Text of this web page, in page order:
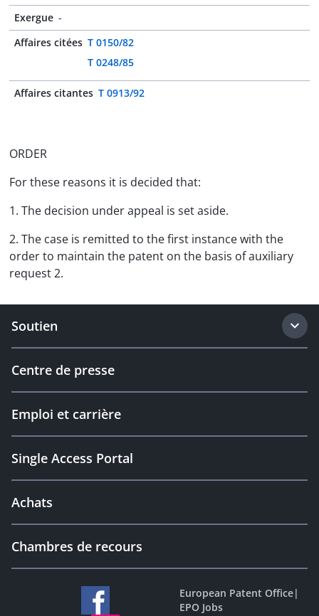
Exergue -
Affaires citées T 0150/82
T 0248/85
Affaires citantes T 0913/92
ORDER
For these reasons it is decided that:
1. The decision under appeal is set aside.
2. The case is remitted to the first instance with the
order to maintain the patent on the basis of auxiliary
request 2.
Soutien
Centre de presse
Emploi et carrière
Single Access Portal
Achats
Chambres de recours
European Patent Office|
EPO Jobs